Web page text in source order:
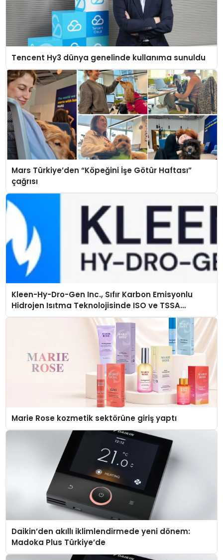
Tencent Hy3 dünya genelinde kullanıma sunuldu
Mars Türkiye’den “Köpeğini İşe Götür Haftası”
çağrısı
Kleen-Hy-Dro-Gen Inc., Sıfır Karbon Emisyonlu
Hidrojen Isıtma Teknolojisinde ISO ve TSSA
Düzenleyici Onaylarını Aldı
Marie Rose kozmetik sektörüne giriş yaptı
Daikin’den akıllı iklimlendirmede yeni dönem:
Madoka Plus Türkiye’de